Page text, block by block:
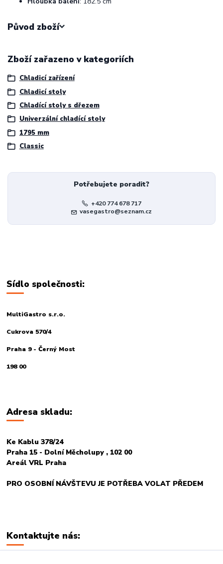
Původ zboží
Zboží zařazeno v kategoriích
Chladicí zařízení
Chladicí stoly
Chladící stoly s dřezem
Univerzální chladící stoly
1795 mm
Classic
Potřebujete poradit?
+420 774 678 717
vasegastro@seznam.cz
Sídlo společnosti:
MultiGastro s.r.o.
Cukrova 570/4
Praha 9 - Černý Most
198 00
Adresa skladu:
Ke Kablu 378/24
Praha 15 - Dolní Měcholupy , 102 00
Areál VRL Praha
PRO OSOBNÍ NÁVŠTEVU JE POTŘEBA VOLAT PŘEDEM
Kontaktujte nás: